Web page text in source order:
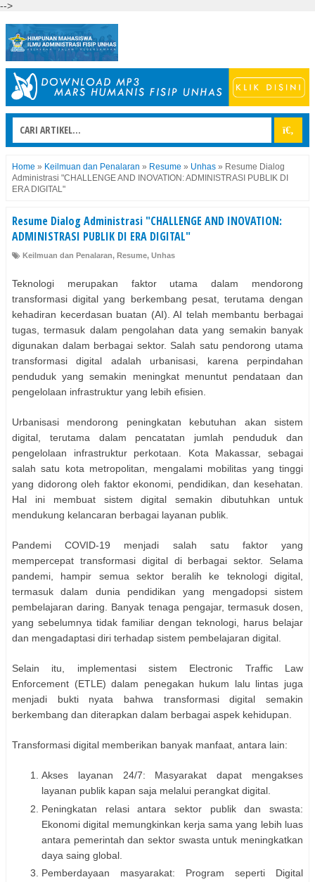
-->
Home » Keilmuan dan Penalaran » Resume » Unhas » Resume Dialog
Administrasi "CHALLENGE AND INOVATION: ADMINISTRASI PUBLIK DI
ERA DIGITAL"
Resume Dialog Administrasi "CHALLENGE AND INOVATION:
ADMINISTRASI PUBLIK DI ERA DIGITAL"
Keilmuan dan Penalaran, Resume, Unhas
Teknologi merupakan faktor utama dalam mendorong
transformasi digital yang berkembang pesat, terutama dengan
kehadiran kecerdasan buatan (AI). AI telah membantu berbagai
tugas, termasuk dalam pengolahan data yang semakin banyak
digunakan dalam berbagai sektor. Salah satu pendorong utama
transformasi digital adalah urbanisasi, karena perpindahan
penduduk yang semakin meningkat menuntut pendataan dan
pengelolaan infrastruktur yang lebih efisien.
Urbanisasi mendorong peningkatan kebutuhan akan sistem
digital, terutama dalam pencatatan jumlah penduduk dan
pengelolaan infrastruktur perkotaan. Kota Makassar, sebagai
salah satu kota metropolitan, mengalami mobilitas yang tinggi
yang didorong oleh faktor ekonomi, pendidikan, dan kesehatan.
Hal ini membuat sistem digital semakin dibutuhkan untuk
mendukung kelancaran berbagai layanan publik.
Pandemi COVID-19 menjadi salah satu faktor yang
mempercepat transformasi digital di berbagai sektor. Selama
pandemi, hampir semua sektor beralih ke teknologi digital,
termasuk dalam dunia pendidikan yang mengadopsi sistem
pembelajaran daring. Banyak tenaga pengajar, termasuk dosen,
yang sebelumnya tidak familiar dengan teknologi, harus belajar
dan mengadaptasi diri terhadap sistem pembelajaran digital.
Selain itu, implementasi sistem Electronic Traffic Law
Enforcement (ETLE) dalam penegakan hukum lalu lintas juga
menjadi bukti nyata bahwa transformasi digital semakin
berkembang dan diterapkan dalam berbagai aspek kehidupan.
Transformasi digital memberikan banyak manfaat, antara lain:
Akses layanan 24/7: Masyarakat dapat mengakses
layanan publik kapan saja melalui perangkat digital.
Peningkatan relasi antara sektor publik dan swasta:
Ekonomi digital memungkinkan kerja sama yang lebih luas
antara pemerintah dan sektor swasta untuk meningkatkan
daya saing global.
Pemberdayaan masyarakat: Program seperti Digital